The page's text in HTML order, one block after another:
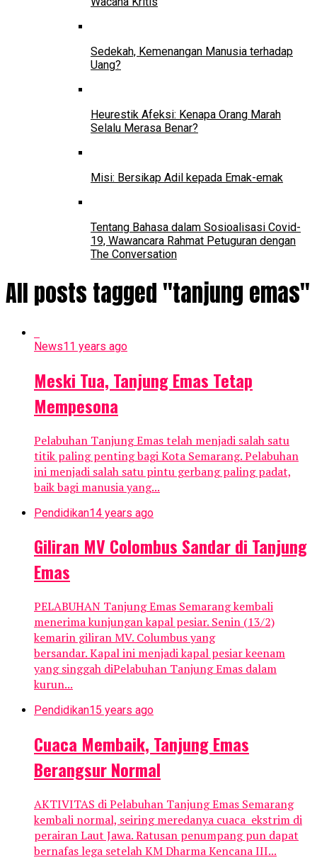
Sedekah, Kemenangan Manusia terhadap
Uang?
Heurestik Afeksi: Kenapa Orang Marah
Selalu Merasa Benar?
Misi: Bersikap Adil kepada Emak-emak
Tentang Bahasa dalam Sosioalisasi Covid-
19, Wawancara Rahmat Petuguran dengan
The Conversation
All posts tagged "tanjung emas"
News11 years ago
Meski Tua, Tanjung Emas Tetap
Mempesona
Pelabuhan Tanjung Emas telah menjadi salah satu
titik paling penting bagi Kota Semarang. Pelabuhan
ini menjadi salah satu pintu gerbang paling padat,
baik bagi manusia yang...
Pendidikan14 years ago
Giliran MV Colombus Sandar di Tanjung
Emas
PELABUHAN Tanjung Emas Semarang kembali
menerima kunjungan kapal pesiar. Senin (13/2)
kemarin giliran MV. Columbus yang
bersandar. Kapal ini menjadi kapal pesiar keenam
yang singgah diPelabuhan Tanjung Emas dalam
kurun...
Pendidikan15 years ago
Cuaca Membaik, Tanjung Emas
Berangsur Normal
AKTIVITAS di Pelabuhan Tanjung Emas Semarang
kembali normal, seiring meredanya cuaca ekstrim di
perairan Laut Jawa. Ratusan penumpang pun dapat
bernafas lega setelah KM Dharma Kencana III...